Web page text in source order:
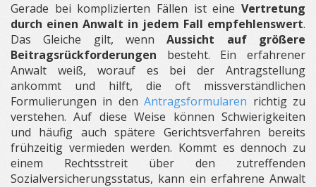
Gerade bei komplizierten Fällen ist eine Vertretung
durch einen Anwalt in jedem Fall empfehlenswert.
Das Gleiche gilt, wennAussicht auf größere
Beitragsrückforderungen besteht. Ein erfahrener
Anwalt weiß, worauf es bei der Antragstellung
ankommt und hilft, die oft missverständlichen
Formulierungen in denAntragsformularen richtig zu
verstehen. Auf diese Weise können Schwierigkeiten
und häufig auch spätere Gerichtsverfahren bereits
frühzeitig vermieden werden. Kommt es dennoch zu
einem Rechtsstreit über den zutreffenden
Sozialversicherungsstatus, kann ein erfahrene Anwalt